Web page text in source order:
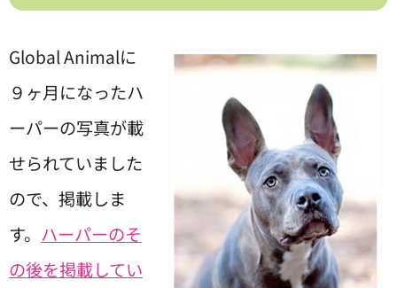
Global Animalに
９ヶ月になったハ
ーパーの写真が載
せられていました
ので、掲載しま
す。 ハーパーのそ
の後を掲載してい